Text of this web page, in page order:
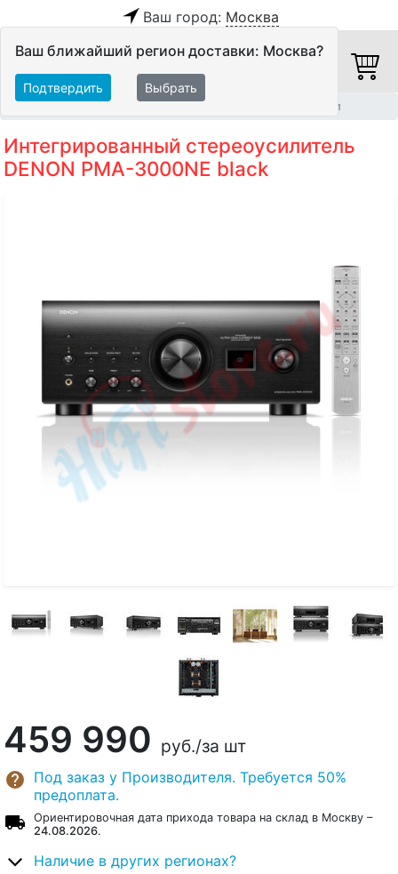
Ваш город: Москва
Ваш ближайший регион доставки: Москва?
Подтвердить Выбрать
Интегрированные усилители
Интегрированный стереоусилитель
DENON PMA-3000NE black
459 990 руб./за шт
Под заказ у Производителя. Требуется 50%
предоплата.
Ориентировочная дата прихода товара на склад в Москву –
24.08.2026.
Наличие в других регионах?